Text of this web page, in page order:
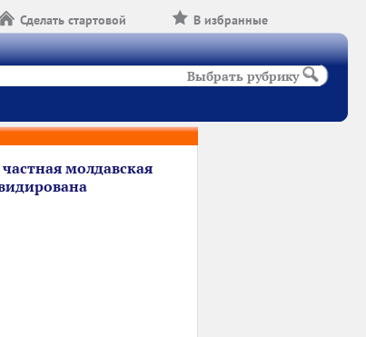
В избранные
Сделать стартовой
Выбрать рубрику
молдавская